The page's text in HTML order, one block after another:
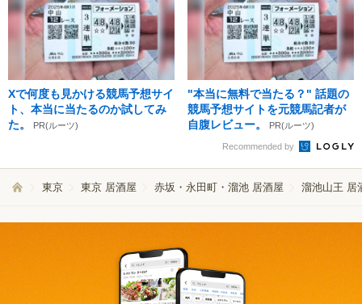
Xで何度も見かける競馬予想サイ
ト、本当に当たるのか試してみ
た。
PR(ルーツ)
"本当に無料で当たる？" 話題の
競馬予想サイトを元競馬記者が
自腹レビュー。
PR(ルーツ)
Recommended by
東京 東京 居酒屋 赤坂・永田町・溜池 居酒屋 溜池山王 居